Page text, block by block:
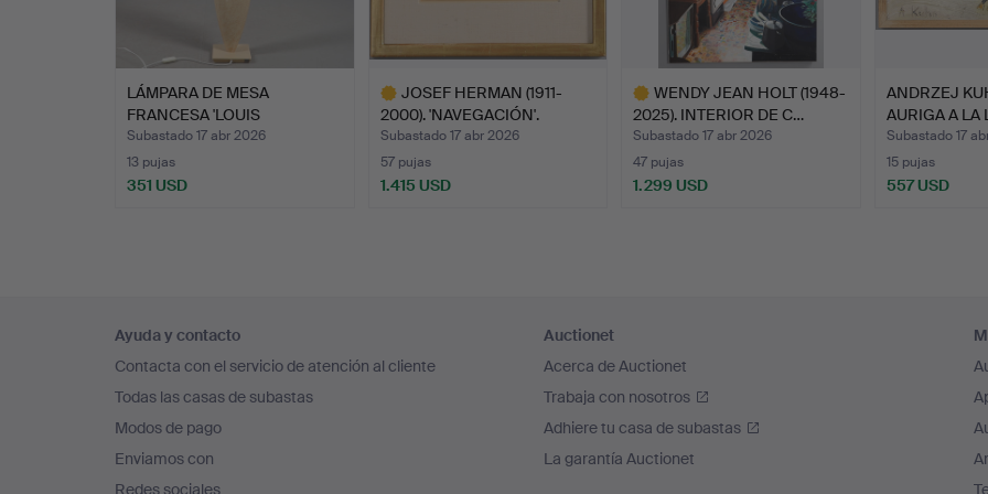
LÁMPARA DE MESA
FRANCESA 'LOUIS
DRIMMER'.
Subastado 17 abr 2026
13 pujas
351 USD
JOSEF HERMAN (1911-
2000). 'NAVEGACIÓN'.
Subastado 17 abr 2026
57 pujas
1.415 USD
WENDY JEAN HOLT (1948-
2025). INTERIOR DE C…
Subastado 17 abr 2026
47 pujas
1.299 USD
ANDRZEJ
AURIGA A LA
Subastado 17
15 pujas
557 USD
en
el
pie
de
página
Ayuda y contacto
Contacta con el servicio de atención al cliente
Todas las casas de subastas
Modos de pago
Enviamos con
Auctionet
Acerca de Auctionet
Trabaja con nosotros
Adhiere tu casa de subastas
La garantía Auctionet